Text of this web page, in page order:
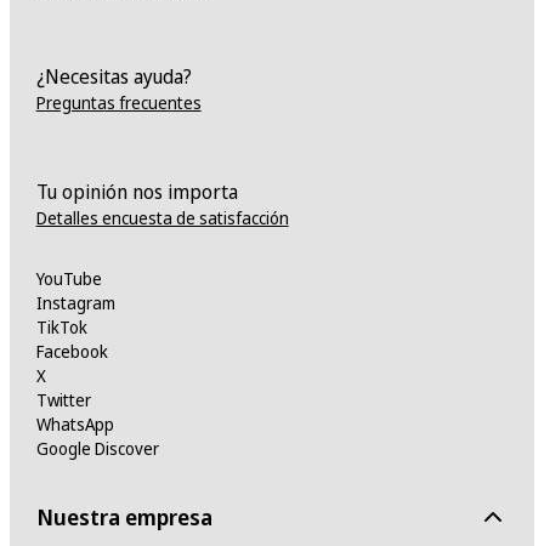
¿Necesitas ayuda?
Preguntas frecuentes
Tu opinión nos importa
Detalles encuesta de satisfacción
YouTube
Instagram
TikTok
Facebook
X
Twitter
WhatsApp
Google Discover
Nuestra empresa